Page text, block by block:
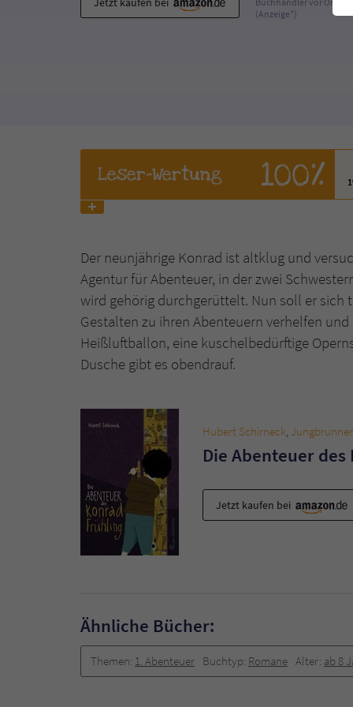
(Anzeige*)
Leser-Wertung 100%
Der neunjährige Konrad ist altklug und
Agentur für Abenteuer, in der zwei
wird gehörig durchgerüttelt. Nun soll er sich
Gestalten zu ihren Abenteuern verhelfen
Heißluftballon, eine kuschelbedürftige
Dusche gibt es obendrauf.
Hubert Schirneck,
Die Abenteuer
Jetzt kaufen bei
Ähnliche Bücher:
Themen: 1. Abenteuer Buchtyp: Romane Alter: ab 8